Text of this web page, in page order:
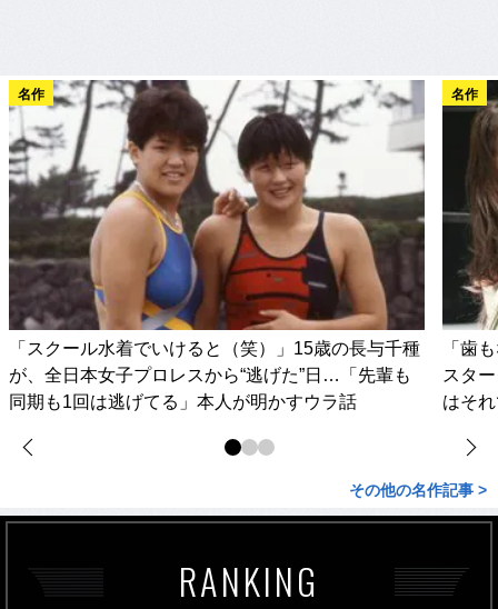
名作
「スクール水着でいけると（笑）」15歳の長与千種
が、全日本女子プロレスから“逃げた”日…「先輩も
同期も1回は逃げてる」本人が明かすウラ話
名作
「歯
スタ
はそ
その他の名作記事 >
RANKING